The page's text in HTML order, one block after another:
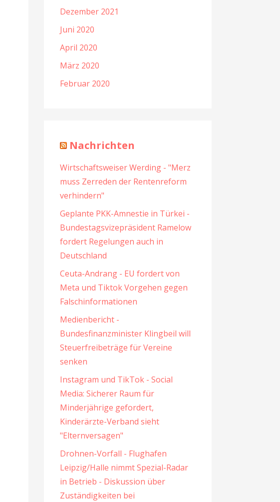
Dezember 2021
Juni 2020
April 2020
März 2020
Februar 2020
Nachrichten
Wirtschaftsweiser Werding - "Merz
muss Zerreden der Rentenreform
verhindern"
Geplante PKK-Amnestie in Türkei -
Bundestagsvizepräsident Ramelow
fordert Regelungen auch in
Deutschland
Ceuta-Andrang - EU fordert von
Meta und Tiktok Vorgehen gegen
Falschinformationen
Medienbericht -
Bundesfinanzminister Klingbeil will
Steuerfreibeträge für Vereine
senken
Instagram und TikTok - Social
Media: Sicherer Raum für
Minderjährige gefordert,
Kinderärzte-Verband sieht
"Elternversagen"
Drohnen-Vorfall - Flughafen
Leipzig/Halle nimmt Spezial-Radar
in Betrieb - Diskussion über
Zuständigkeiten bei